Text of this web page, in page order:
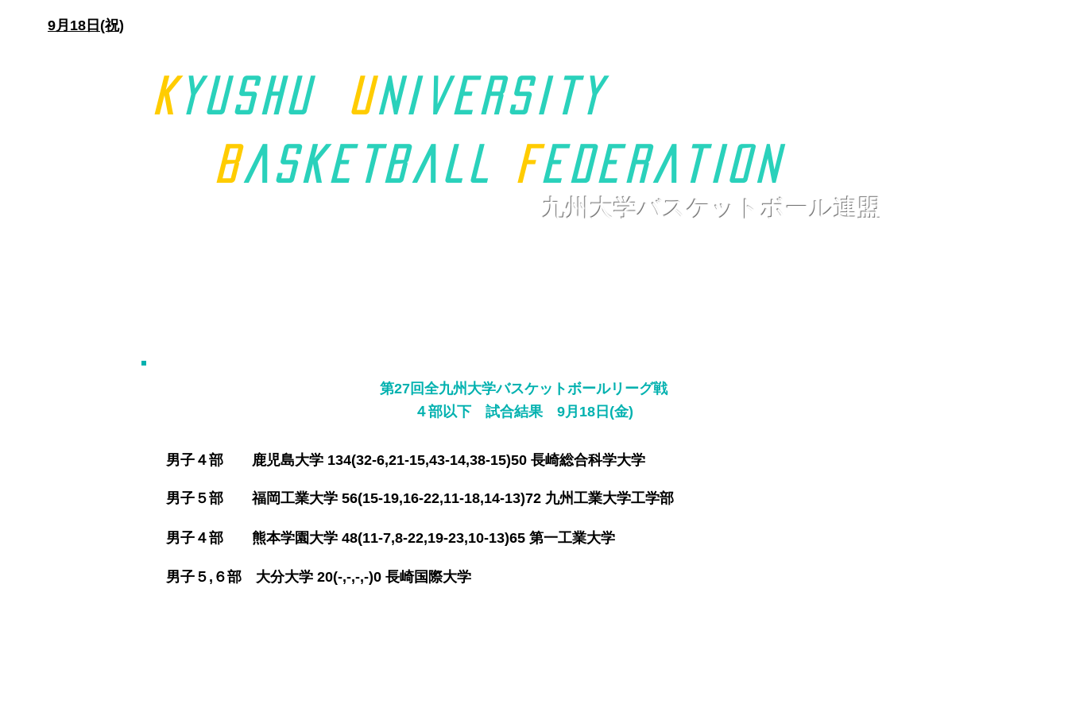
K yushu university
9月18日(祝)
Basket ball F ederation
九州大学バスケットボール連盟
第27回全九州大学バスケットボールリーグ戦
​４部以下 試合結果 9月18日(金)
​男子４部 鹿児島大学 134(32-6,21-15,43-14,38-15)50 長崎総合科学大学
​男子５部 福岡工業大学 56(15-19,16-22,11-18,14-13)72 九州工業大学工学部
​男子４部 熊本学園大学 48(11-7,8-22,19-23,10-13)65 第一工業大学
​男子５,６部 大分大学 20(-,-,-,-)0 長崎国際大学